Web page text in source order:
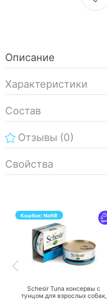
Описание
Характеристики
Состав
Отзывы (0)
Свойства
Кэшбэк:NaN₴
ПЕРЕЙТИ
Schesir Tuna консервы с
тунцом для взрослых собак,